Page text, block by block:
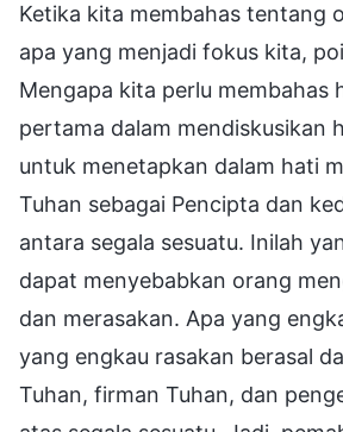
Ketika kita membahas tentang
apa yang menjadi fokus kita,
Mengapa kita perlu membahas
pertama dalam mendiskusikan
untuk menetapkan dalam hati
Tuhan sebagai Pencipta dan
antara segala sesuatu. Inilah
dapat menyebabkan orang
dan merasakan. Apa yang
yang engkau rasakan berasal
Tuhan, firman Tuhan, dan